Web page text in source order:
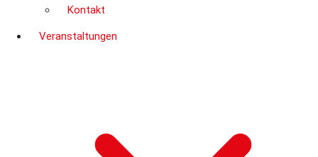
Kontakt
Veranstaltungen